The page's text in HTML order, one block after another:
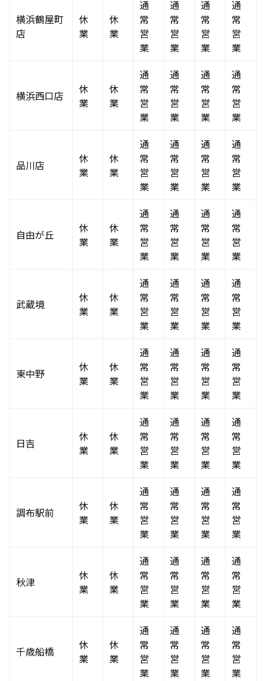
横浜鶴屋町
店
休
業
休
業
通
常
営
業
通
常
営
業
通
常
営
業
通
常
営
業
横浜西口店
休
業
休
業
通
常
営
業
通
常
営
業
通
常
営
業
通
常
営
業
品川店
休
業
休
業
通
常
営
業
通
常
営
業
通
常
営
業
通
常
営
業
自由が丘
休
業
休
業
通
常
営
業
通
常
営
業
通
常
営
業
通
常
営
業
武蔵境
休
業
休
業
通
常
営
業
通
常
営
業
通
常
営
業
通
常
営
業
東中野
休
業
休
業
通
常
営
業
通
常
営
業
通
常
営
業
通
常
営
業
日吉
休
業
休
業
通
常
営
業
通
常
営
業
通
常
営
業
通
常
営
業
調布駅前
休
業
休
業
通
常
営
業
通
常
営
業
通
常
営
業
通
常
営
業
秋津
休
業
休
業
通
常
営
業
通
常
営
業
通
常
営
業
通
常
営
業
千歳船橋
休
業
休
業
通
常
営
業
通
常
営
業
通
常
営
業
通
常
営
業